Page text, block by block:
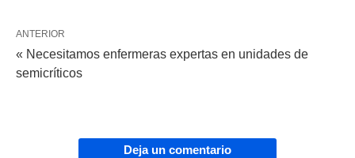
ANTERIOR
« Necesitamos enfermeras expertas en unidades de
semicríticos
Deja un comentario